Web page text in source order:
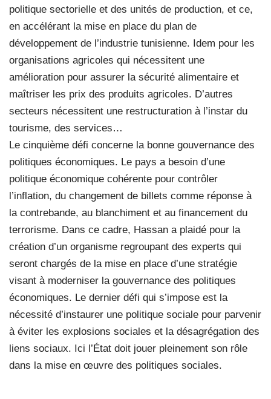
politique sectorielle et des unités de production, et ce,
en accélérant la mise en place du plan de
développement de l’industrie tunisienne. Idem pour les
organisations agricoles qui nécessitent une
amélioration pour assurer la sécurité alimentaire et
maîtriser les prix des produits agricoles. D’autres
secteurs nécessitent une restructuration à l’instar du
tourisme, des services…
Le cinquième défi concerne la bonne gouvernance des
politiques économiques. Le pays a besoin d’une
politique économique cohérente pour contrôler
l’inflation, du changement de billets comme réponse à
la contrebande, au blanchiment et au financement du
terrorisme. Dans ce cadre, Hassan a plaidé pour la
création d’un organisme regroupant des experts qui
seront chargés de la mise en place d’une stratégie
visant à moderniser la gouvernance des politiques
économiques. Le dernier défi qui s’impose est la
nécessité d’instaurer une politique sociale pour parvenir
à éviter les explosions sociales et la désagrégation des
liens sociaux. Ici l’État doit jouer pleinement son rôle
dans la mise en œuvre des politiques sociales.